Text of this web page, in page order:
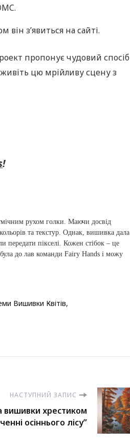
з’явиться на сайті.
пропонує чудовий спосіб
цю мрійливу сцену з
!
рухом голки. Маючи досвід
та текстур. Однак, вишивка дала
передати пікселі. Кожен стібок – це
до лав команди Fairy Hands і можу
Вишивки Квітів
НАСТУПНИЙ ЗАПИС
вишивки хрестиком
осіннього лісу”